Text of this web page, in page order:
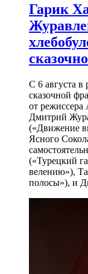
Гарик
С 6 августа
сказочной
от
Дмитрий
(«Движение
Ясного
(«Турецкий
велению»),
полосы»), и